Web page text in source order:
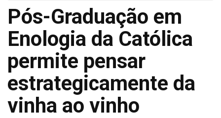
Pós-Graduação em
Enologia da Católica
permite pensar
estrategicamente da
vinha ao vinho